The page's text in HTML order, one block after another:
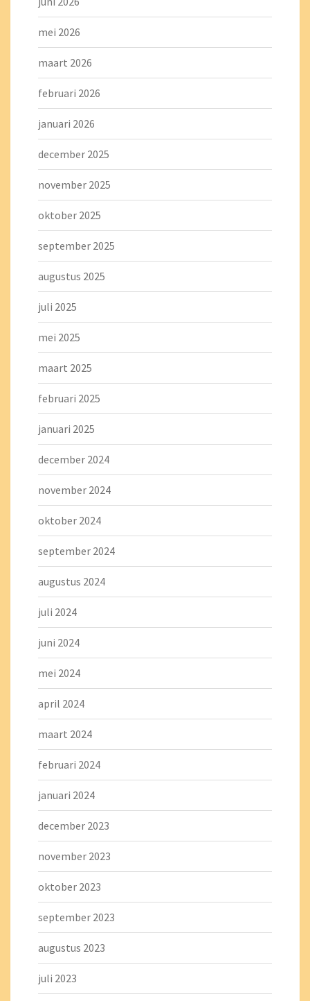
mei 2026
maart 2026
februari 2026
januari 2026
december 2025
november 2025
oktober 2025
september 2025
augustus 2025
juli 2025
mei 2025
maart 2025
februari 2025
januari 2025
december 2024
november 2024
oktober 2024
september 2024
augustus 2024
juli 2024
juni 2024
mei 2024
april 2024
maart 2024
februari 2024
januari 2024
december 2023
november 2023
oktober 2023
september 2023
augustus 2023
juli 2023